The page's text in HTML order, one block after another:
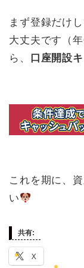
まず登録だけ
大丈夫です（
ら、
口座開設
これを期に、
い
共有:
X